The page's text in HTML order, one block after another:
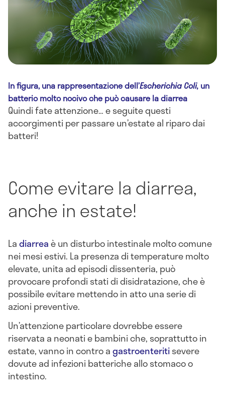
In figura, una rappresentazione dell’Escherichia Coli, un
batterio molto nocivo che può causare la diarrea
Quindi fate attenzione… e seguite questi
accorgimenti per passare un’estate al riparo dai
batteri!
Come evitare la diarrea,
anche in estate!
Ladiarreaè un disturbo intestinale molto comune
nei mesi estivi. La presenza di temperature molto
elevate, unita ad episodi dissenteria, può
provocare profondi stati di disidratazione, che è
possibile evitare mettendo in atto una serie di
azioni preventive.
Un’attenzione particolare dovrebbe essere
riservata a neonati e bambini che, soprattutto in
estate, vanno in contro agastroenteritisevere
dovute ad infezioni batteriche allo stomaco o
intestino.